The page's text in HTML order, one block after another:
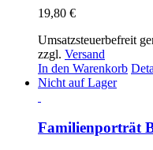
19,80 €
Umsatzsteuerbefreit
zzgl. Versand
In den Warenkorb
Nicht auf Lager
Familienporträt